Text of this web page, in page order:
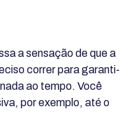
a sensação de que a
correr para garanti-
ao tempo. Você
por exemplo, até o